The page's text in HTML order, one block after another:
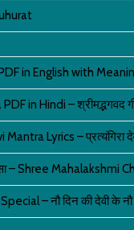
in English with
in Hindi – श्रीमद्भगवद
Lyrics – प्रत्यंगिरा
– Shree Mahalakshmi
– नौ दिन की देवी के